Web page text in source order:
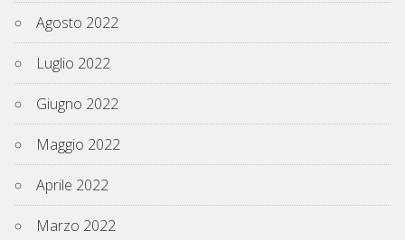
Agosto 2022
Luglio 2022
Giugno 2022
Maggio 2022
Aprile 2022
Marzo 2022